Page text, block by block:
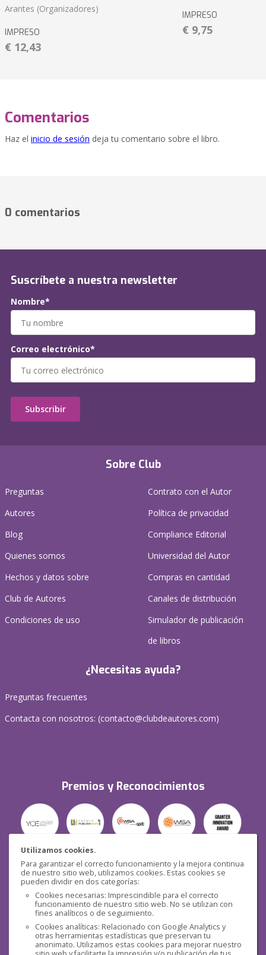
Utilizamos cookies.
Para garantizar el correcto funcionamiento y la mejora continua
de nuestro sitio web, utilizamos cookies. Estas cookies se
pueden dividir en dos categorías:
Cookies necesarias: Imprescindible para el correcto
funcionamiento de nuestro sitio web. No se utilizan con
fines analíticos o de seguimiento.
Cookies analíticas: Relacionado con Google Analytics y
otras herramientas estadísticas que preservan tu
anonimato. Utilizamos estas cookies para mejorar nuestro
Arantes (Organizadores)
IMPRESO
€ 12,43
IMPRESO
€ 9,75
Comentarios
Haz el inicio de sesión deja tu comentario sobre el libro.
0 comentarios
Sobre Club
Preguntas
Autores
Blog
Quienes somos
Hechos y datos sobre
Club de Autores
Condiciones de uso
Contrato con el Autor
Política de privacidad
Compliance Editorial
Universidad del Autor
Compras en cantidad
Canales de distribución
Simulador de publicación
de libros
¿Necesitas ayuda?
Preguntas frecuentes
Contacta con nosotros: (contacto@clubdeautores.com)
Premios y Reconocimientos
Seguridad
Redes sociales
Suscríbete a nuestra newsletter
Nombre*
Correo electrónico*
Subscribir